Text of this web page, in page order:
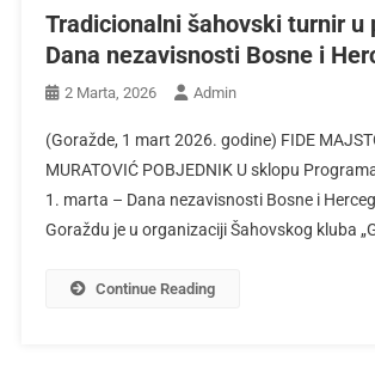
Tradicionalni šahovski turnir u
Dana nezavisnosti Bosne i
2 Marta, 2026 Admin
(Goražde, 1 mart 2026. godine) FIDE
MURATOVIĆ POBJEDNIK U sklopu
1. marta – Dana nezavisnosti Bosne i
Goraždu je u organizaciji Šahovskog kluba
Continue Reading